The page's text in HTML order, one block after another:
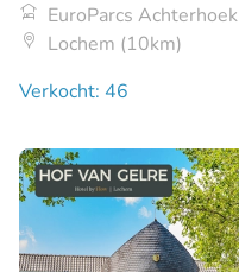
EuroParcs Achterhoek
Lochem (10km)
Verkocht: 46